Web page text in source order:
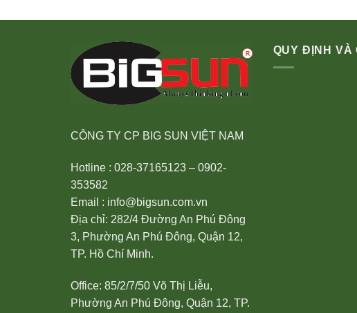
CÔNG TY CP BIG SUN VIỆT NAM
Hotline : 028-37165123 – 0902-
353582
Email : info@bigsun.com.vn
Địa chỉ: 282/4 Đường An Phú Đông
3, Phường An Phú Đông, Quận 12,
TP. Hồ Chí Minh.
Office: 85/2/7/50 Võ Thị Liễu,
Phường An Phú Đông, Quận 12, TP.
QUY ĐỊNH VÀ